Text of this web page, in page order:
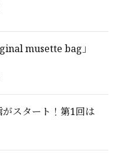
musette bag」
スタート！第1回は